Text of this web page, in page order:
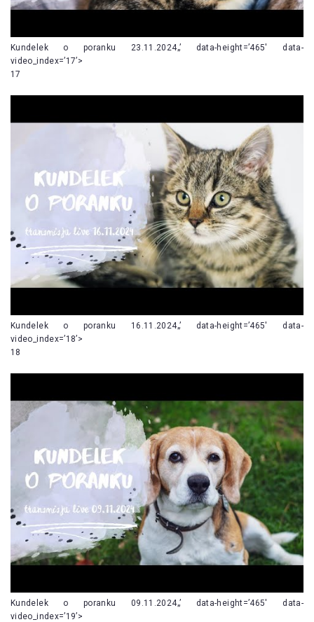
Kundelek o poranku 23.11.2024„’ data-height=’465′ data-
video_index=’17’>
17
Kundelek o poranku 16.11.2024„’ data-height=’465′ data-
video_index=’18’>
18
Kundelek o poranku 09.11.2024„’ data-height=’465′ data-
video_index=’19’>